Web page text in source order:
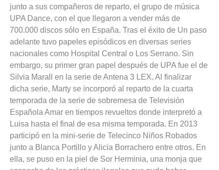
junto a sus compañeros de reparto, el grupo de música
UPA Dance, con el que llegaron a vender más de
700.000 discos sólo en España​. Tras el éxito de Un paso
adelante tuvo papeles episódicos en diversas series
nacionales como Hospital Central o Los Serrano. Sin
embargo, su primer gran papel después de UPA fue el de
Silvia Marall en la serie de Antena 3 LEX.​ Al finalizar
dicha serie, Marty se incorporó al reparto de la cuarta
temporada de la serie de sobremesa de Televisión
Española Amar en tiempos revueltos donde interpretó a
Luisa hasta el final de esa misma temporada.​ En 2013
participó en la mini-serie de Telecinco Niños Robados
junto a Blanca Portillo y Alicia Borrachero entre otros. En
ella, se puso en la piel de Sor Herminia, una monja que